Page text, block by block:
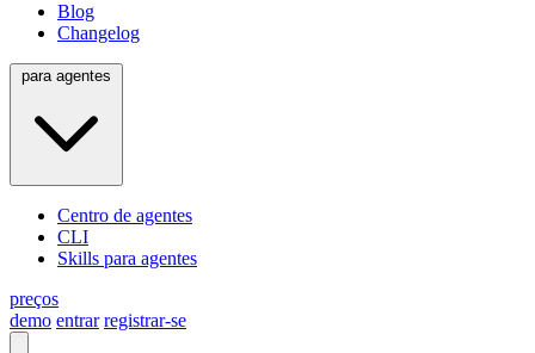
Blog
Changelog
Centro de agentes
CLI
Skills para agentes
preços
demo entrar registrar-se